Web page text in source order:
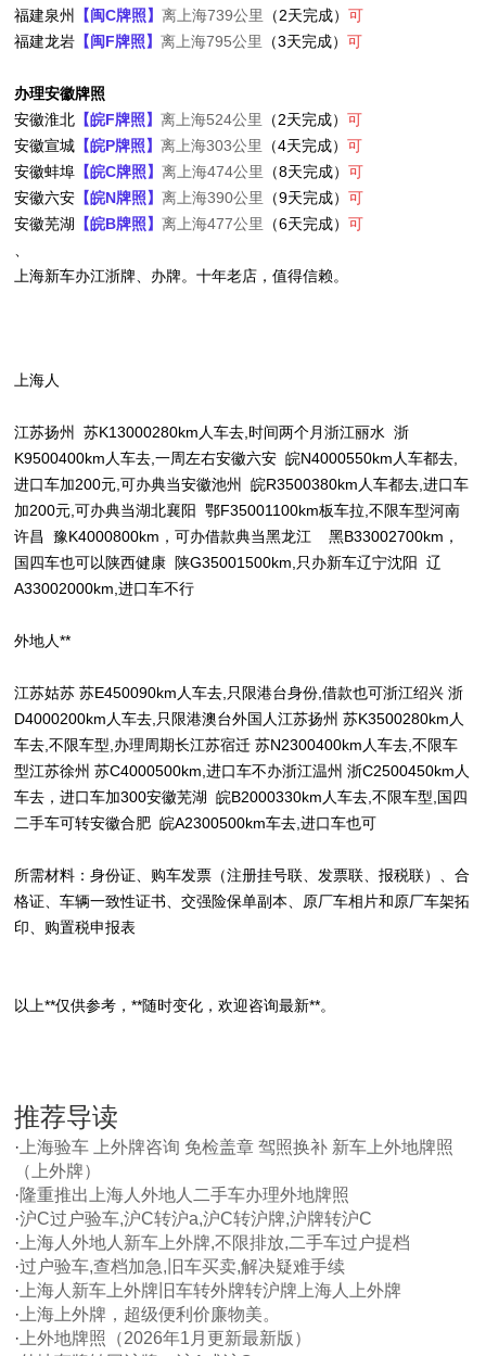
福建泉州
【闽C牌照】离上海739公里 （2天完成）可
福建龙岩 【闽F牌照】离上海795公里 （3天完成）可
办理安徽牌照
安徽淮北 【皖F牌照】离上海524公里 （2天完成）可
安徽宣城 【皖P牌照】离上海303公里 （4天完成）可
安徽蚌埠 【皖C牌照】离上海474公里 （8天完成）可
安徽六安 【皖N牌照】离上海390公里 （9天完成）可
安徽芜湖 【皖B牌照】离上海477公里 （6天完成）可
、
上海新车办江浙牌、办牌。十年老店，值得信赖。
上海人
江苏扬州 苏K13000280km人车去,时间两个月浙江丽水 浙
K9500400km人车去,一周左右安徽六安 皖N4000550km人车都去,
进口车加200元,可办典当安徽池州 皖R3500380km人车都去,进口车
加200元,可办典当湖北襄阳 鄂F35001100km板车拉,不限车型河南
许昌 豫K4000800km，可办借款典当黑龙江 黑B33002700km，
国四车也可以陕西健康 陕G35001500km,只办新车辽宁沈阳 辽
A33002000km,进口车不行
外地人**
江苏姑苏 苏E450090km人车去,只限港台身份,借款也可浙江绍兴 浙
D4000200km人车去,只限港澳台外国人江苏扬州 苏K3500280km人
车去,不限车型,办理周期长江苏宿迁 苏N2300400km人车去,不限车
型江苏徐州 苏C4000500km,进口车不办浙江温州 浙C2500450km人
车去，进口车加300安徽芜湖 皖B2000330km人车去,不限车型,国四
二手车可转安徽合肥 皖A2300500km车去,进口车也可
所需材料：身份证、购车发票（注册挂号联、发票联、报税联）、合
格证、车辆一致性证书、交强险保单副本、原厂车相片和原厂车架拓
印、购置税申报表
以上**仅供参考，**随时变化，欢迎咨询最新**。
推荐导读
· 上海验车 上外牌咨询 免检盖章 驾照换补 新车上外地牌照
（上外牌）
·隆重推出上海人外地人二手车办理外地牌照
·沪C过户验车,沪C转沪a,沪C转沪牌,沪牌转沪C
· 上海人外地人新车上外牌,不限排放,二手车过户提档
·过户验车,查档加急,旧车买卖,解决疑难手续
· 上海人新车上外牌旧车转外牌转沪牌上海人上外牌
· 上海上外牌，超级便利价廉物美。
· 上外地牌照（2026年1月更新最新版）